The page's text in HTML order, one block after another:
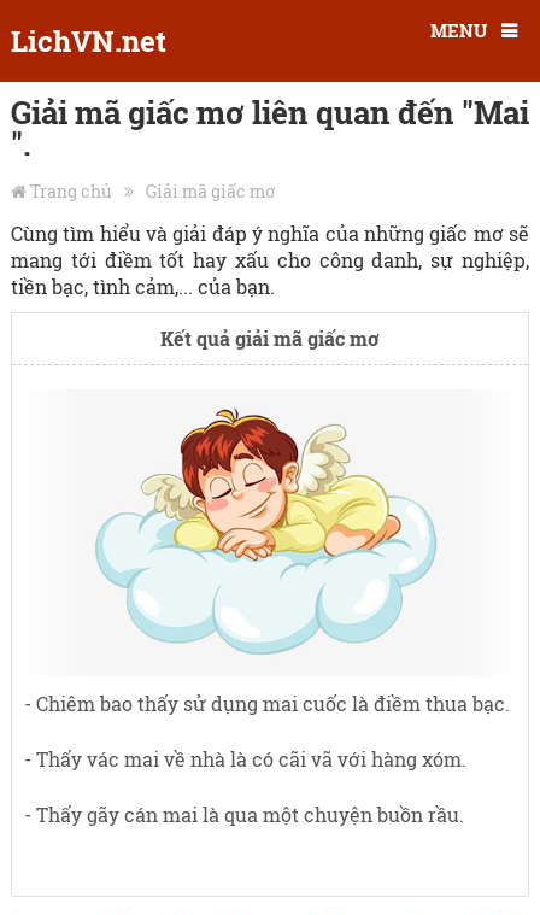
LichVN.net MENU
Giải mã giấc mơ liên quan đến "Mai
".
Trang chủ Giải mã giấc mơ
Cùng tìm hiểu và giải đáp ý nghĩa của những giấc mơ sẽ
mang tới điềm tốt hay xấu cho công danh, sự nghiệp,
tiền bạc, tình cảm,... của bạn.
Kết quả giải mã giấc mơ
- Chiêm bao thấy sử dụng mai cuốc là điềm thua bạc.
- Thấy vác mai về nhà là có cãi vã với hàng xóm.
- Thấy gãy cán mai là qua một chuyện buồn rầu.